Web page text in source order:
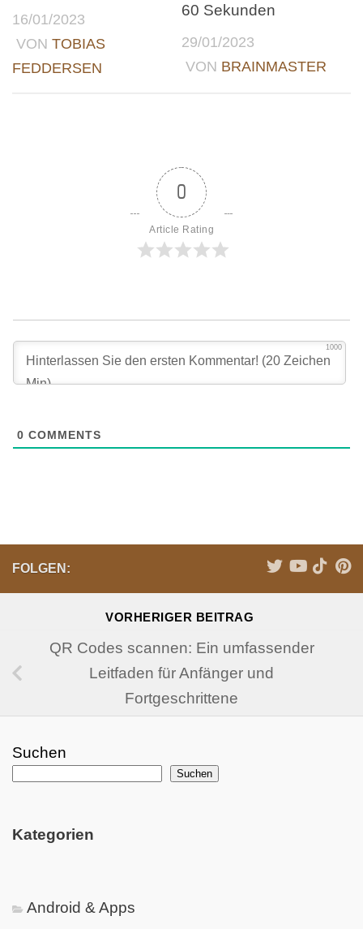
16/01/2023
VON TOBIAS
FEDDERSEN
60 Sekunden
29/01/2023
VON BRAINMASTER
0
Article Rating
1000
0 COMMENTS
FOLGEN:
VORHERIGER BEITRAG
QR Codes scannen: Ein umfassender
Leitfaden für Anfänger und
Fortgeschrittene
Suchen
Suchen
Kategorien
Android & Apps